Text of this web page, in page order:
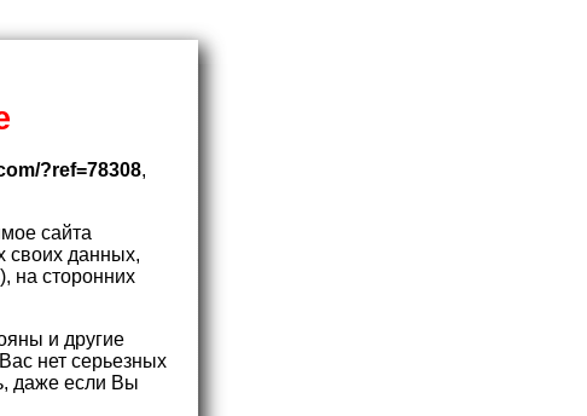
?ref=78308,
сайта
своих данных,
на сторонних
и другие
нет серьезных
даже если Вы